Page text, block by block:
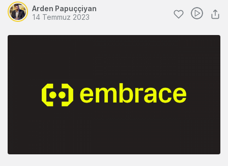
Arden Papuççiyan
14 Temmuz 2023